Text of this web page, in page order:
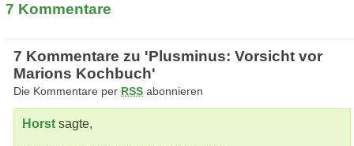
7 Kommentare
7 Kommentare zu 'Plusminus: Vorsicht vor
Marions Kochbuch'
Die Kommentare per RSS abonnieren
Horst sagte,